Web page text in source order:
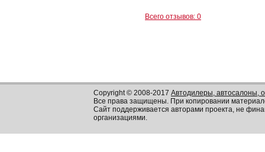
Всего отзывов: 0
Copyright © 2008-2017 Автодилеры, автосалоны,
Все права защищены. При копировании
Сайт поддерживается авторами проекта, не
организациями.